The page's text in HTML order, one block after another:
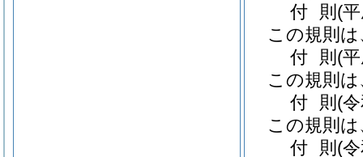
付 則 (
この規則
付 則 (
この規則
付 則 (
この規則
付 則 (